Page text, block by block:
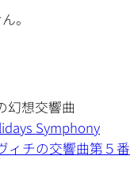
。
幻想交響曲
Symphony
ィチの交響曲第５番